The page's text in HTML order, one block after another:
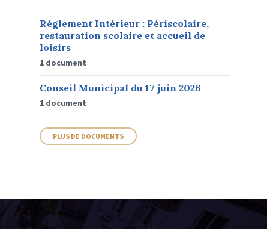
Réglement Intérieur : Périscolaire,
restauration scolaire et accueil de
loisirs
1 document
Conseil Municipal du 17 juin 2026
1 document
PLUS DE DOCUMENTS